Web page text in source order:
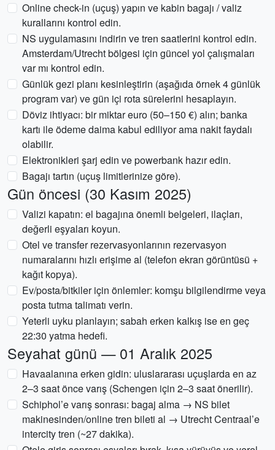
Online check-in (uçuş) yapın ve kabin bagajı / valiz
kurallarını kontrol edin.
NS uygulamasını indirin ve tren saatlerini kontrol edin.
Amsterdam/Utrecht bölgesi için güncel yol çalışmaları
var mı kontrol edin.
Günlük gezi planı kesinleştirin (aşağıda örnek 4 günlük
program var) ve gün içi rota sürelerini hesaplayın.
Döviz ihtiyacı: bir miktar euro (50–150 €) alın; banka
kartı ile ödeme daima kabul ediliyor ama nakit faydalı
olabilir.
Elektronikleri şarj edin ve powerbank hazır edin.
Bagajı tartın (uçuş limitlerinize göre).
Gün öncesi (30 Kasım 2025)
Valizi kapatın: el bagajına önemli belgeleri, ilaçları,
değerli eşyaları koyun.
Otel ve transfer rezervasyonlarının rezervasyon
numaralarını hızlı erişime al (telefon ekran görüntüsü +
kağıt kopya).
Ev/posta/bitkiler için önlemler: komşu bilgilendirme veya
posta tutma talimatı verin.
Yeterli uyku planlayın; sabah erken kalkış ise en geç
22:30 yatma hedefi.
Seyahat günü — 01 Aralık 2025
Havaalanına erken gidin: uluslararası uçuşlarda en az
2–3 saat önce varış (Schengen için 2–3 saat önerilir).
Schiphol’e varış sonrası: bagaj alma → NS bilet
makinesinden/online tren bileti al → Utrecht Centraal’e
intercity tren (~27 dakika).